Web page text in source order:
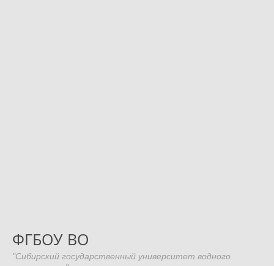
ФГБОУ ВО
"Сибирский государственный университет водного